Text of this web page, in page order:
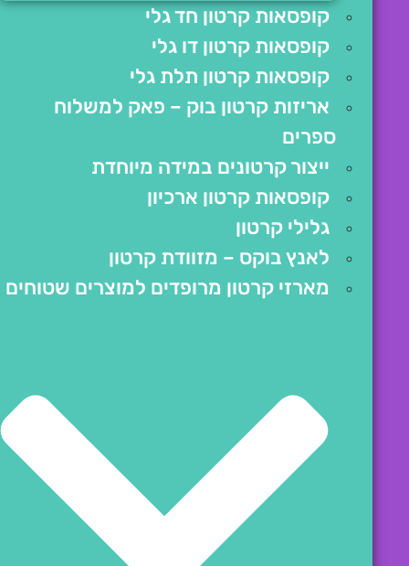
קופסאות קרטון חד גלי
קופסאות קרטון דו גלי
קופסאות קרטון תלת גלי
אריזות קרטון בוק – פאק למשלוח
ספרים
ייצור קרטונים במידה מיוחדת
קופסאות קרטון ארכיון
גלילי קרטון
לאנץ בוקס – מזוודת קרטון
מארזי קרטון מרופדים למוצרים שטוחים